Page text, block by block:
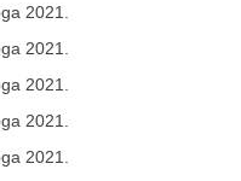
2021.
2021.
2021.
2021.
2021.